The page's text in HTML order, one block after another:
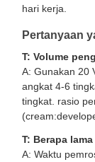
hari kerja.
Pertanyaan
T: Volume
A: Gunakan 20
angkat 4-6
tingkat. rasio
T: Berapa
A: Waktu